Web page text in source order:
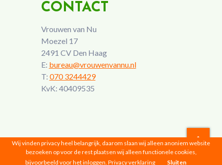
CONTACT
Vrouwen van Nu
Moezel 17
2491 CV Den Haag
E: bureau@vrouwenvannu.nl
T: 070 3244429
KvK: 40409535
Vrouwen van Nu © 2026 |Privacyverklaring
Wij vinden privacy heel belangrijk, daarom slaan wij alleen anoniem website
bezoeken op voor de rest plaatsen wij alleen functionele cookies,
bijvoorbeeld voor het inloggen. Privacy verklaring Sluiten